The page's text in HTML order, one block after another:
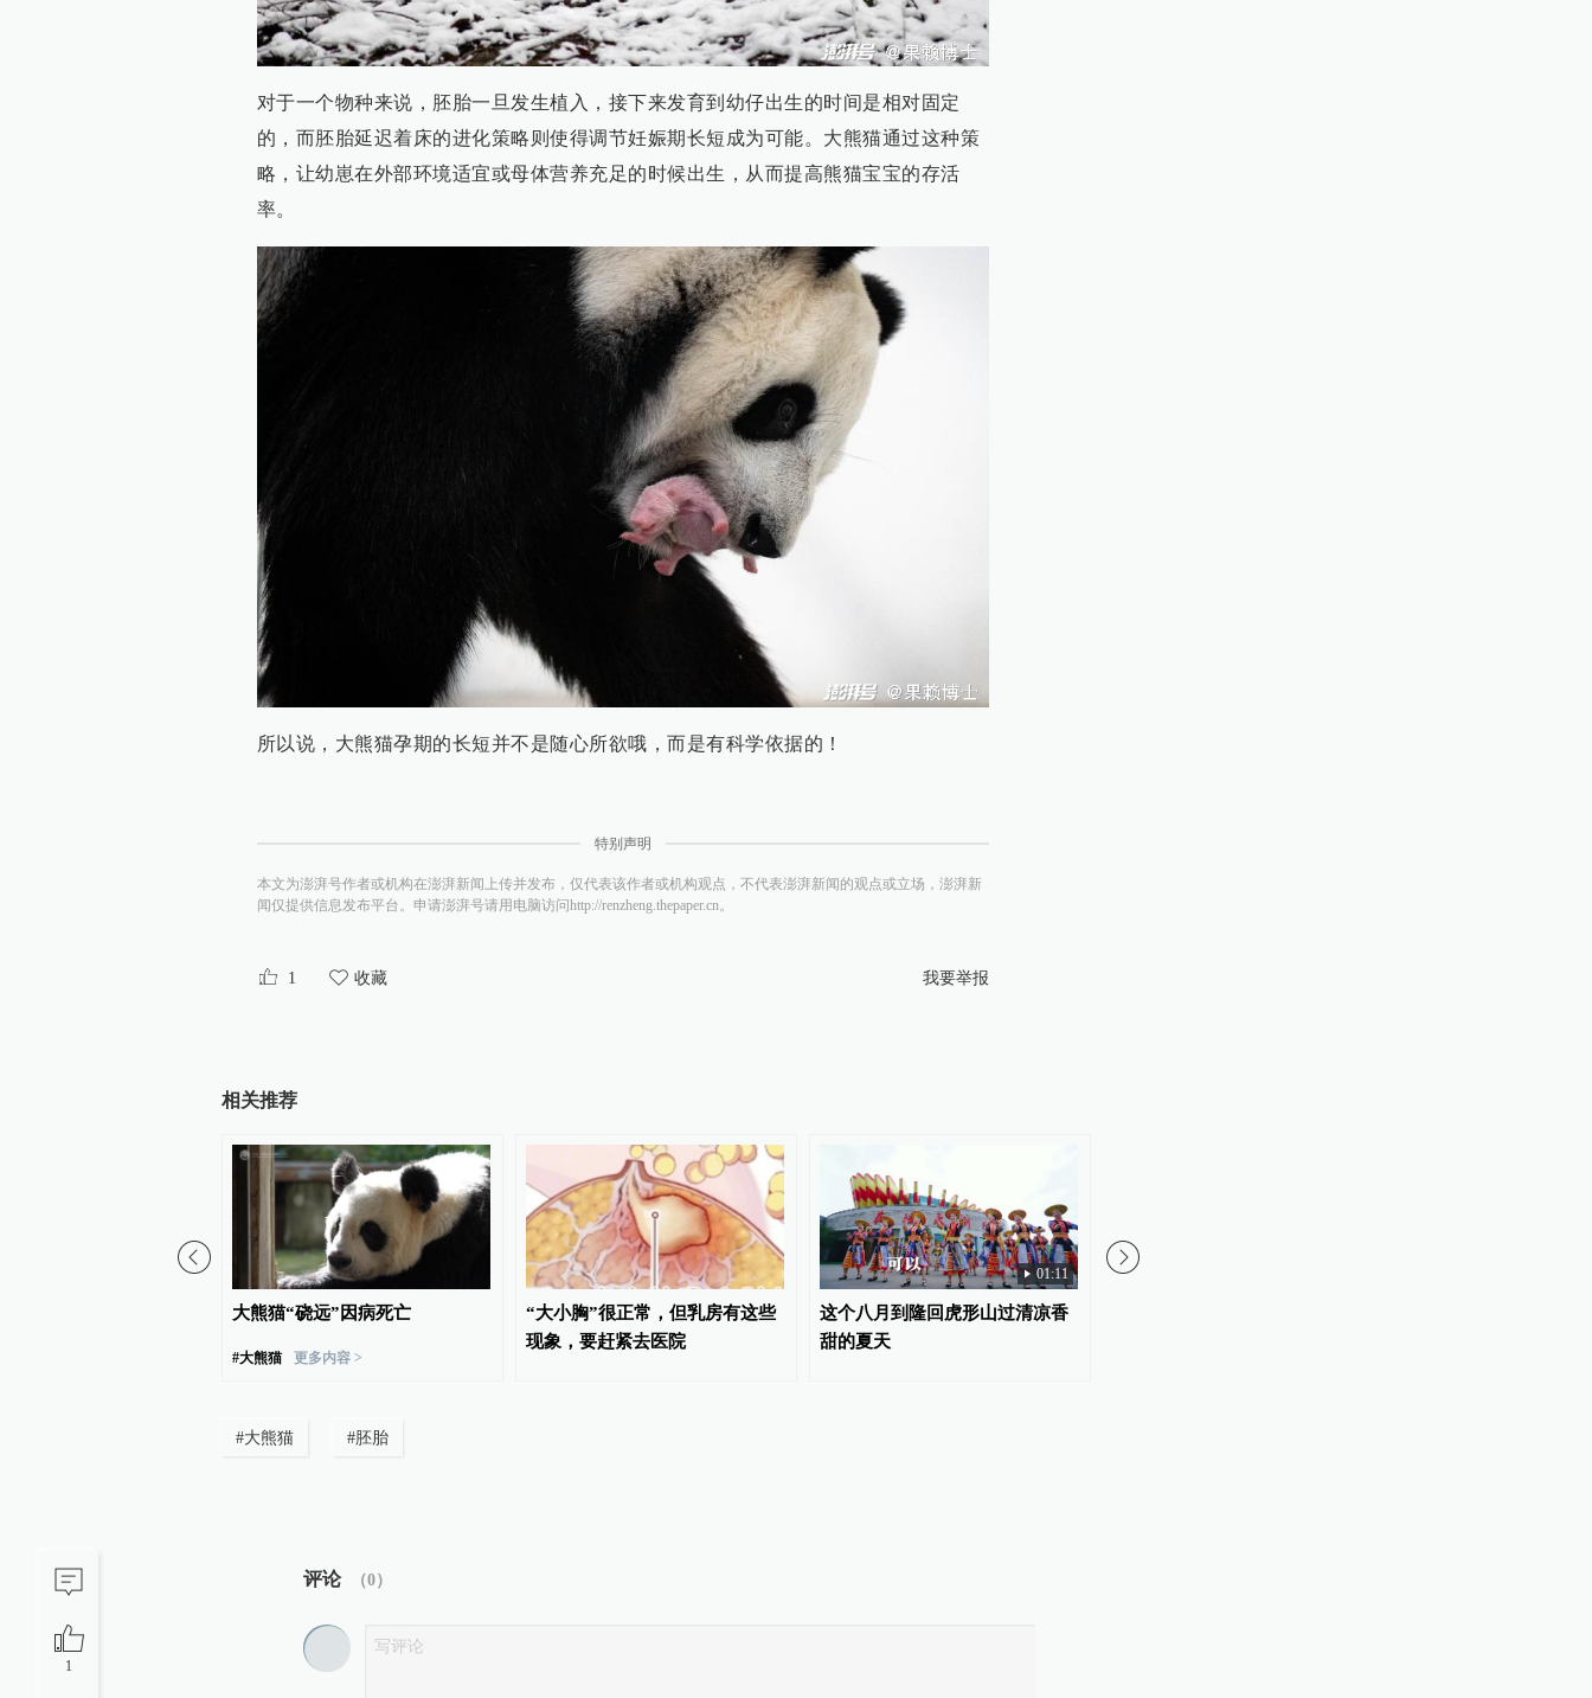
1
对于一个物种来说，胚胎一旦发生植入，接下来发育到幼仔出生的时间是相对固定
的，而胚胎延迟着床的进化策略则使得调节妊娠期长短成为可能。大熊猫通过这种策
略，让幼崽在外部环境适宜或母体营养充足的时候出生，从而提高熊猫宝宝的存活
率。
所以说，大熊猫孕期的长短并不是随心所欲哦，而是有科学依据的！
特别声明
本文为澎湃号作者或机构在澎湃新闻上传并发布，仅代表该作者或机构观点，不代表澎湃新闻的观点或立场，澎湃新
闻仅提供信息发布平台。申请澎湃号请用电脑访问http://renzheng.thepaper.cn。
1 收藏 我要举报
相关推荐
00:38
大熊猫“硗远”因病死亡
#大熊猫 更多内容 >
“大小胸”很正常，但乳房有这些
现象，要赶紧去医院
01:11
这个八月到隆回虎形山过清凉香
甜的夏天
#大熊猫 #胚胎
评论 （0）